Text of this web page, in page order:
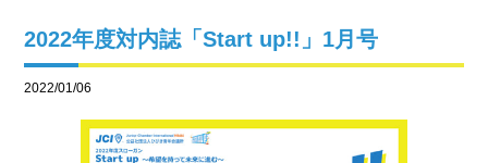
2022年度対内誌「Start up!!」1月号
2022/01/06